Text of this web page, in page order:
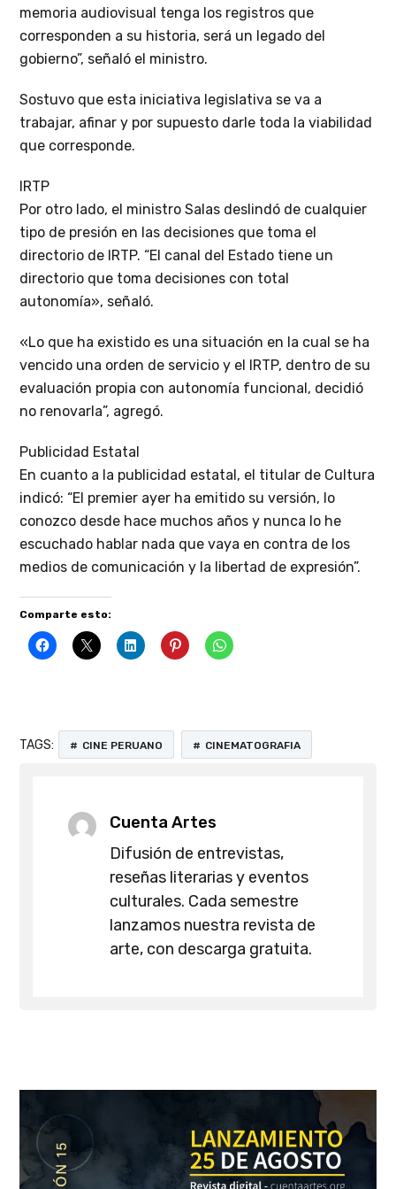
memoria audiovisual tenga los registros que
corresponden a su historia, será un legado del
gobierno”, señaló el ministro.
Sostuvo que esta iniciativa legislativa se va a
trabajar, afinar y por supuesto darle toda la viabilidad
que corresponde.
IRTP
Por otro lado, el ministro Salas deslindó de cualquier
tipo de presión en las decisiones que toma el
directorio de IRTP. “El canal del Estado tiene un
directorio que toma decisiones con total
autonomía», señaló.
«Lo que ha existido es una situación en la cual se ha
vencido una orden de servicio y el IRTP, dentro de su
evaluación propia con autonomía funcional, decidió
no renovarla”, agregó.
Publicidad Estatal
En cuanto a la publicidad estatal, el titular de Cultura
indicó: “El premier ayer ha emitido su versión, lo
conozco desde hace muchos años y nunca lo he
escuchado hablar nada que vaya en contra de los
medios de comunicación y la libertad de expresión”.
Comparte esto:
TAGS: CINE PERUANO CINEMATOGRAFIA
Cuenta Artes
Difusión de entrevistas,
reseñas literarias y eventos
culturales. Cada semestre
lanzamos nuestra revista de
arte, con descarga gratuita.